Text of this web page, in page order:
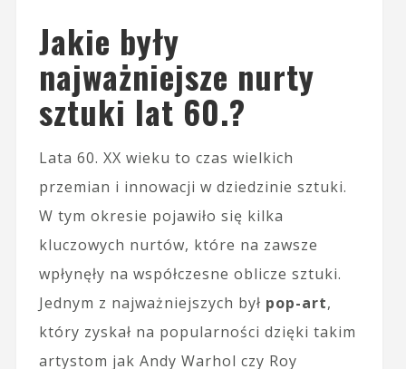
Jakie były
najważniejsze nurty
sztuki lat 60.?
Lata 60. XX wieku to czas wielkich
przemian i innowacji w dziedzinie sztuki.
W tym okresie pojawiło się kilka
kluczowych nurtów, które na zawsze
wpłynęły na współczesne oblicze sztuki.
Jednym z najważniejszych był pop-art,
który zyskał na popularności dzięki takim
artystom jak Andy Warhol czy Roy